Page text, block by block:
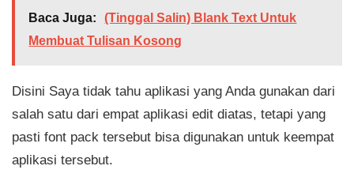
Baca Juga:
(Tinggal Salin) Blank Text Untuk
Membuat Tulisan Kosong
Disini Saya tidak tahu aplikasi yang Anda gunakan dari
salah satu dari empat aplikasi edit diatas, tetapi yang
pasti font pack tersebut bisa digunakan untuk keempat
aplikasi tersebut.